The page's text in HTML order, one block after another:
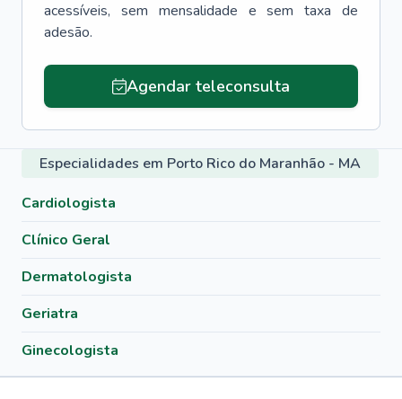
acessíveis, sem mensalidade e sem taxa de
adesão.
Agendar teleconsulta
Especialidades em Porto Rico do Maranhão - MA
Cardiologista
Clínico Geral
Dermatologista
Geriatra
Ginecologista